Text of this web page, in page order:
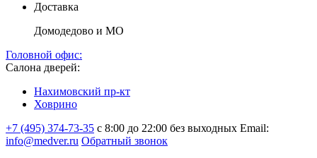
Доставка
Домодедово и МО
Головной офис:
Салона дверей:
Нахимовский пр-кт
Ховрино
+7 (495) 374-73-35 с 8:00 до 22:00 без выходных Email:
info@medver.ru Обратный звонок